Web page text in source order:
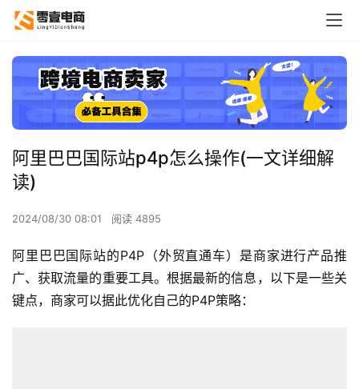
阿里巴巴国际站p4p怎么操作(一文详细解
读)
2024/08/30 08:01 阅读 4895
阿里巴巴国际站的P4P（外贸直通车）是商家进行产品推
广、获取流量的重要工具。根据最新的信息，以下是一些关
键点，商家可以据此优化自己的P4P策略：